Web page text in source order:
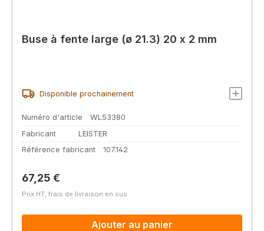
Buse à fente large (ø 21.3) 20 x 2 mm
Disponible prochainement
Numéro d'article
WL53380
Fabricant
LEISTER
Référence fabricant
107.142
Prix régulier :
67,25 €
Prix HT, frais de livraison en sus
Ajouter au panier